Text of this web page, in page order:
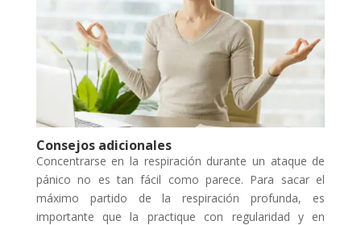
Consejos adicionales
Concentrarse en la respiración durante un ataque de
pánico no es tan fácil como parece. Para sacar el
máximo partido de la respiración profunda, es
importante que la practique con regularidad y en